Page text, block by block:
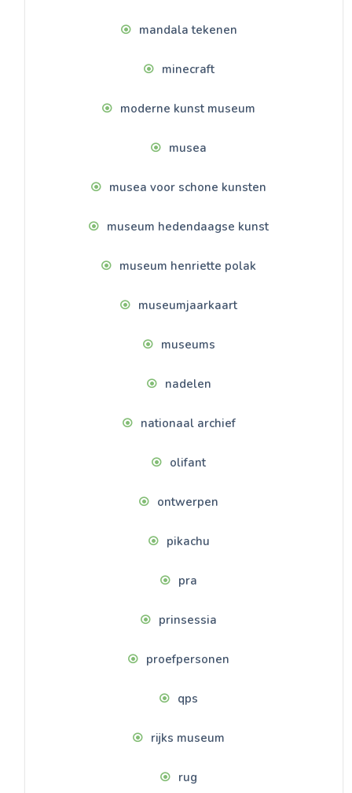
mandala tekenen
minecraft
moderne kunst museum
musea
musea voor schone kunsten
museum hedendaagse kunst
museum henriette polak
museumjaarkaart
museums
nadelen
nationaal archief
olifant
ontwerpen
pikachu
pra
prinsessia
proefpersonen
qps
rijks museum
rug